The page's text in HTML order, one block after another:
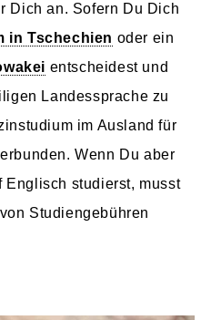
Dich an. Sofern Du Dich
in Tschechien oder ein
entscheidest und
Landessprache zu
im Ausland für
Wenn Du aber
Englisch studierst, musst
Studiengebühren